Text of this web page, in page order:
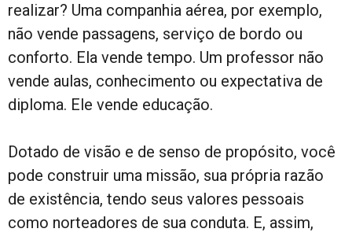
realizar? Uma companhia aérea, por exemplo,
não vende passagens, serviço de bordo ou
conforto. Ela vende tempo. Um professor não
vende aulas, conhecimento ou expectativa de
diploma. Ele vende educação.
Dotado de visão e de senso de propósito, você
pode construir uma missão, sua própria razão
de existência, tendo seus valores pessoais
como norteadores de sua conduta. E, assim,